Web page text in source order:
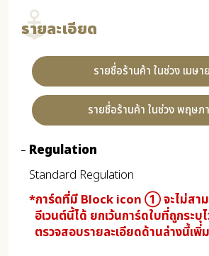
รายละเอียด
รายชื่อร้านค้า ในช่วง เมษา
รายชื่อร้านค้า ในช่วง พฤษภ
Regulation
Standard Regulation
*การ์ดที่มี Block icon ① จะไม่สาม
อีเวนต์นี้ได้ ยกเว้นการ์ดใบที่ถูกระบุ
ตรวจสอบรายละเอียดด้านล่างนี้เพิ่